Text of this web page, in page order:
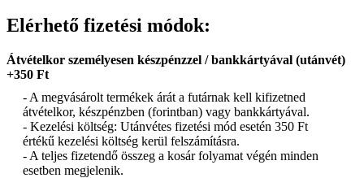
Elérhető fizetési módok:
Átvételkor személyesen készpénzzel / bankkártyával (utánvét)
+350 Ft
- A megvásárolt termékek árát a futárnak kell kifizetned
átvételkor, készpénzben (forintban) vagy bankkártyával.
- Kezelési költség: Utánvétes fizetési mód esetén 350 Ft
értékű kezelési költség kerül felszámításra.
- A teljes fizetendő összeg a kosár folyamat végén minden
esetben megjelenik.